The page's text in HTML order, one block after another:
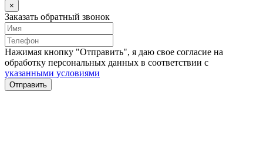
×
Заказать обратный звонок
Нажимая кнопку "Отправить", я даю свое согласие на
обработку персональных данных в соответствии с
указанными условиями
Отправить